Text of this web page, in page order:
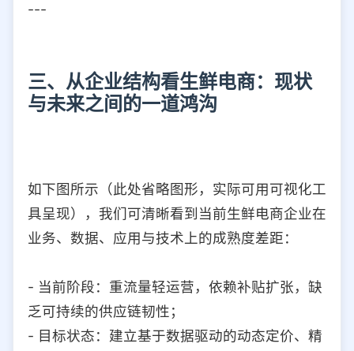
---
三、从企业结构看生鲜电商：现状
与未来之间的一道鸿沟
如下图所示（此处省略图形，实际可用可视化工
具呈现），我们可清晰看到当前生鲜电商企业在
业务、数据、应用与技术上的成熟度差距：
- 当前阶段：重流量轻运营，依赖补贴扩张，缺
乏可持续的供应链韧性；
- 目标状态：建立基于数据驱动的动态定价、精